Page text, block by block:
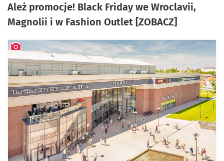
Ależ promocje! Black Friday we Wroclavii,
Magnolii i w Fashion Outlet [ZOBACZ]